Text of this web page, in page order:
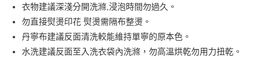
3.實際核准額度、可分期數及費用金額請依後續交易確認頁面所載為準。
4.訂單成立30分鐘內，如未前往確認交易或遇審核未通過，訂單將自動取
消。如遇「轉專審核」未通過狀況，表示未達大哥付你分期系統評分，恕無
法說明評估內容。
【繳款方式說明】
每筆NT$60，滿NT$1,200(含以上)免運費
付款後全家取貨
衣物建議深淺分開洗滌,浸泡時間勿過久。
勿直接熨燙印花 熨燙需隔布整燙。
丹寧布建議反面清洗較能維持單寧的原本色。
水洗建議反面至入洗衣袋內洗滌，勿高溫烘乾勿用力扭乾。